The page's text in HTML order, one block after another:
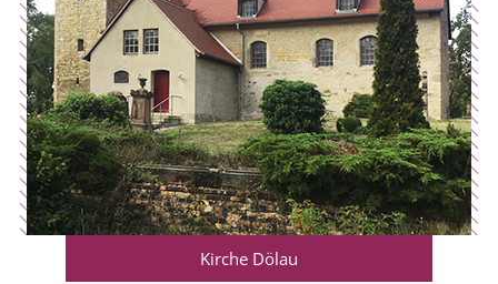
Kirche Dölau